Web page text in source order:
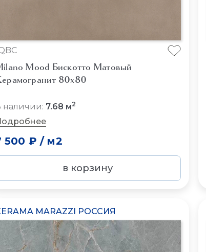
Mood Бискотто Матовый
80x80
наличии: 7.68 м2
500 ₽ / м2
в корзину
MARAZZI РОССИЯ